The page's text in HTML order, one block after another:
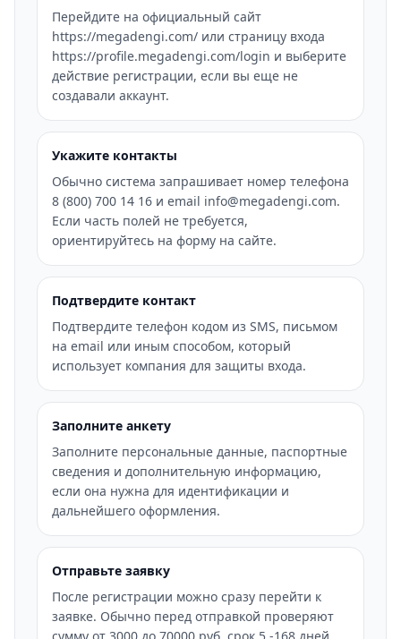
Перейдите на официальный сайт
https://megadengi.com/ или страницу входа
https://profile.megadengi.com/login и выберите
действие регистрации, если вы еще не
создавали аккаунт.
Укажите контакты
Обычно система запрашивает номер телефона
8 (800) 700 14 16 и email info@megadengi.com.
Если часть полей не требуется,
ориентируйтесь на форму на сайте.
Подтвердите контакт
Подтвердите телефон кодом из SMS, письмом
на email или иным способом, который
использует компания для защиты входа.
Заполните анкету
Заполните персональные данные, паспортные
сведения и дополнительную информацию,
если она нужна для идентификации и
дальнейшего оформления.
Отправьте заявку
После регистрации можно сразу перейти к
заявке. Обычно перед отправкой проверяют